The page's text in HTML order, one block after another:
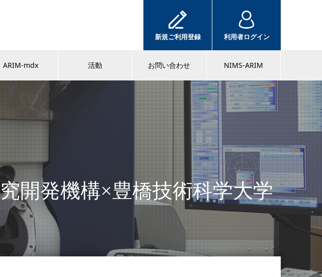
新規ご利用登録 利用者ログイン
ARIM-mdx 活動 お問い合わせ NIMS-ARIM
開発機構×豊橋技術科学大学